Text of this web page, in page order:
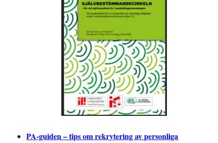
PA-guiden – tips om rekrytering av personliga